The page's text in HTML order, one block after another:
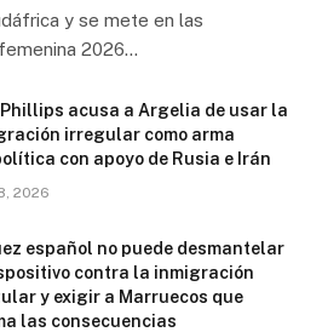
y se mete en las
2026…
acusa a Argelia de usar la
irregular como arma
con apoyo de Rusia e Irán
2026
español no puede desmantelar
contra la inmigración
y exigir a Marruecos que
las consecuencias